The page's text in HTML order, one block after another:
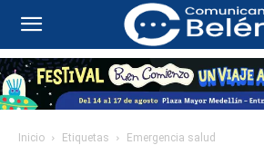
Inicio Etiquetas Emergencia salud